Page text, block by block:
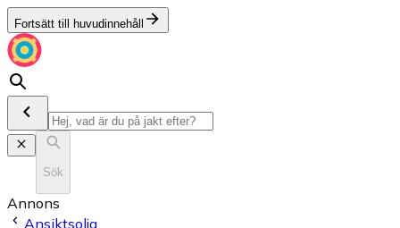
Fortsätt till huvudinnehåll
Sök
Annons
Ansiktsolja